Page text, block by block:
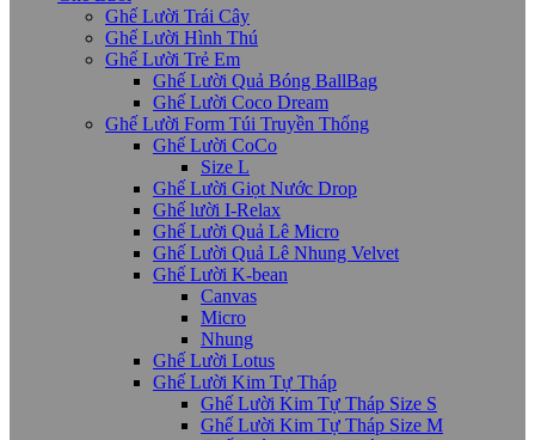
Ghế Lười Trái Cây
Ghế Lười Hình Thú
Ghế Lười Trẻ Em
Ghế Lười Quả Bóng BallBag
Ghế Lười Coco Dream
Ghế Lười Form Túi Truyền Thống
Ghế Lười CoCo
Size L
Ghế Lười Giọt Nước Drop
Ghế lười I-Relax
Ghế Lười Quả Lê Micro
Ghế Lười Quả Lê Nhung Velvet
Ghế Lười K-bean
Canvas
Micro
Nhung
Ghế Lười Lotus
Ghế Lười Kim Tự Tháp
Ghế Lười Kim Tự Tháp Size S
Ghế Lười Kim Tự Tháp Size M